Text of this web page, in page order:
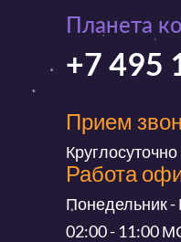
Планета
+7 495
Прием
Круглосуточно
Работа
Понедельник -
02:00 - 11:00